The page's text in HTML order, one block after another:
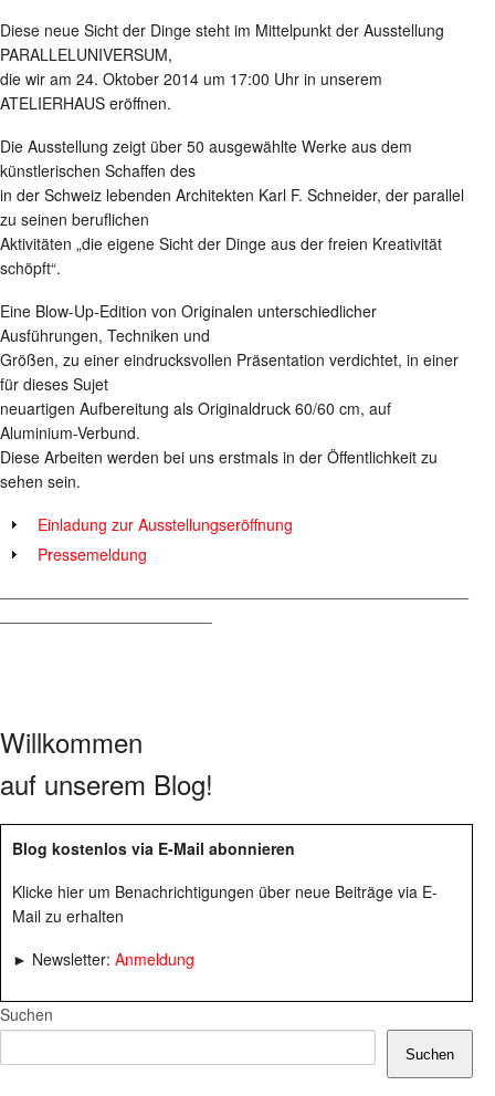
Diese neue Sicht der Dinge steht im Mittelpunkt der Ausstellung
PARALLELUNIVERSUM,
die wir am 24. Oktober 2014 um 17:00 Uhr in unserem
ATELIERHAUS eröffnen.
Die Ausstellung zeigt über 50 ausgewählte Werke aus dem
künstlerischen Schaffen des
in der Schweiz lebenden Architekten Karl F. Schneider, der parallel
zu seinen beruflichen
Aktivitäten „die eigene Sicht der Dinge aus der freien Kreativität
schöpft“.
Eine Blow-Up-Edition von Originalen unterschiedlicher
Ausführungen, Techniken und
Größen, zu einer eindrucksvollen Präsentation verdichtet, in einer
für dieses Sujet
neuartigen Aufbereitung als Originaldruck 60/60 cm, auf
Aluminium-Verbund.
Diese Arbeiten werden bei uns erstmals in der Öffentlichkeit zu
sehen sein.
Einladung zur Ausstellungseröffnung
Pressemeldung
Willkommen
auf unserem Blog!
Blog kostenlos via E-Mail abonnieren
Klicke hier um Benachrichtigungen über neue Beiträge via E-
Mail zu erhalten
► Newsletter: Anmeldung
Suchen
Suchen